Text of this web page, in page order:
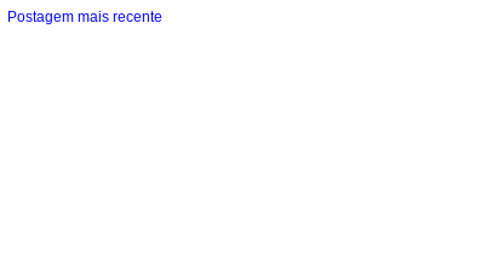
Postagem mais recente